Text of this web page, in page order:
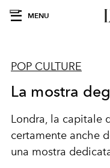
MENU
POP CULTURE
La mostra
Londra, la capitale
certamente anche
una mostra